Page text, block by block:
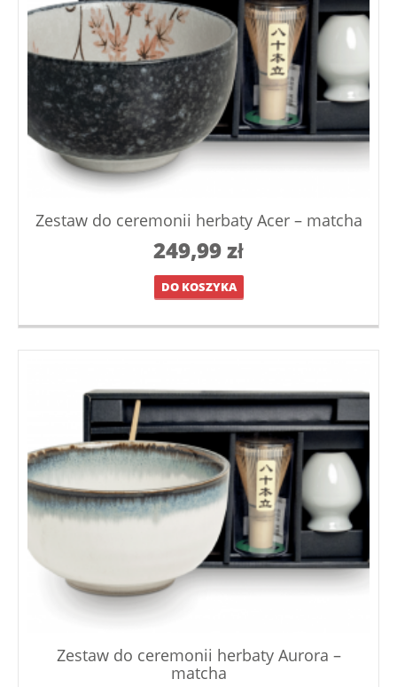
Zestaw do ceremonii herbaty Acer – matcha
249,99zł
DO KOSZYKA
Zestaw do ceremonii herbaty Aurora –
matcha